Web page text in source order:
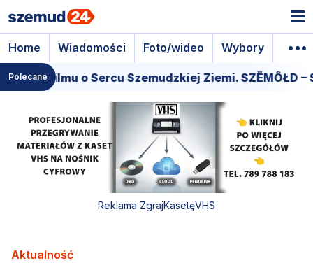
Home Wiadomości Foto/wideo Wybory
Polecane
filmu o Sercu Szemudzkiej Ziemi. SZËMÔŁD –
Reklama ZgrajKasetęVHS
Aktualność